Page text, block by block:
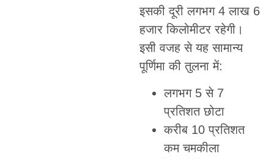
इसकी दूरी लगभग 4 लाख 6
हजार किलोमीटर रहेगी।
इसी वजह से यह सामान्य
पूर्णिमा की तुलना में:
लगभग 5 से 7
प्रतिशत छोटा
करीब 10 प्रतिशत
कम चमकीला